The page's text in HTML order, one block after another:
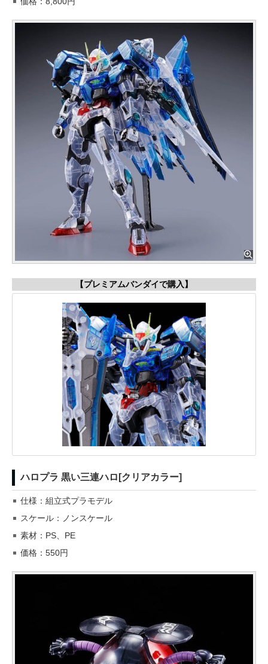
【プレミアムバンダイで購入】
ハロプラ 黒い三連ハロ[クリアカラー]
仕様：組立式プラモデル
スケール：ノンスケール
素材：PS、PE
価格：550円